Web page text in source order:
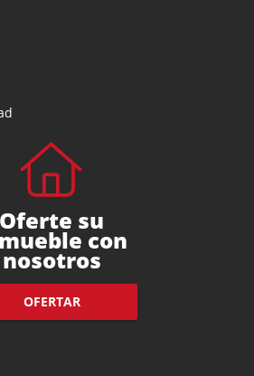
Oferte su
con
nosotros
OFERTAR